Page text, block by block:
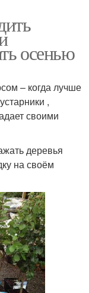
осенью
– когда лучше
,
своими
деревья
на своём